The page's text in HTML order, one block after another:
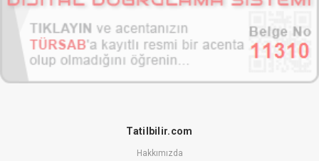
Tatilbilir.com
Hakkımızda